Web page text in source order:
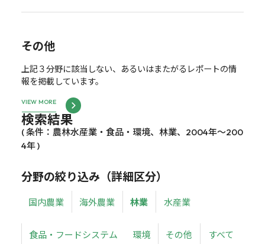
その他
上記３分野に該当しない、あるいはまたがるレポートの情
報を掲載しています。
VIEW MORE
検索結果
( 条件：農林水産業・食品・環境、林業、2004年～200
4年 )
分野の絞り込み（詳細区分）
国内農業 海外農業 林業 水産業
食品・フードシステム 環境 その他 すべて